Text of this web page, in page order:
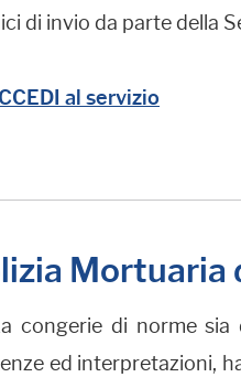
di invio da parte della
al servizio
Mortuaria
congerie di norme sia
ed interpretazioni,